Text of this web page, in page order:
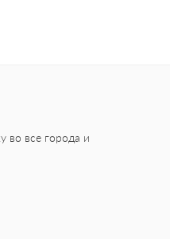
во все города и